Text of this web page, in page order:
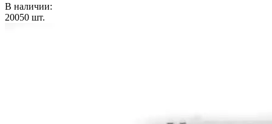
В наличии:
20050 шт.